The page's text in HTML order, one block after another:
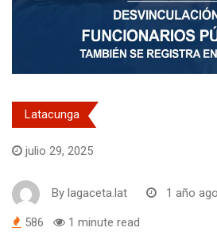
Latacunga
julio 29, 2025
By lagaceta.lat 1 año ago
586 1 minute read